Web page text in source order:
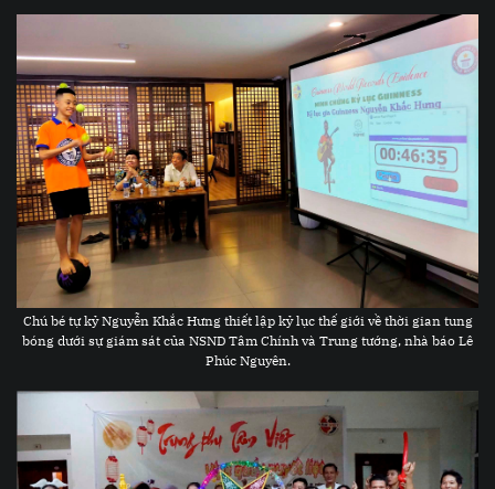
Chú bé tự kỷ Nguyễn Khắc Hưng thiết lập kỷ lục thế giới về thời gian tung
bóng dưới sự giám sát của NSND Tâm Chính và Trung tướng, nhà báo Lê
Phúc Nguyên.